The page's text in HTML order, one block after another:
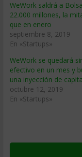
WeWork saldrá a
22.000 millones, la
que en enero
septiembre 8, 2019
En «Startups»
WeWork se quedará
efectivo en un mes y
una inyección de
octubre 12, 2019
En «Startups»